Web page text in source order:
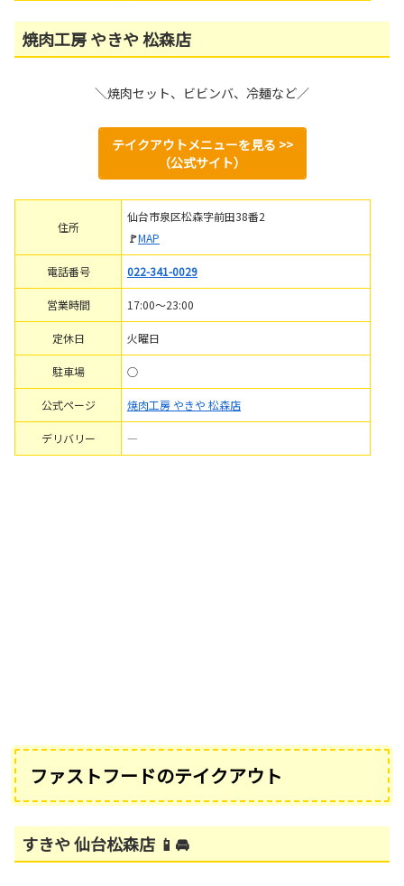
焼肉工房 やきや 松森店
＼焼肉セット、ビビンバ、冷麺など／
テイクアウトメニューを見る >>
（公式サイト）
住所
仙台市泉区松森字前田38番2
🚩MAP
電話番号 022-341-0029
営業時間 17:00～23:00
定休日 火曜日
駐車場 ○
公式ページ 焼肉工房 やきや 松森店
デリバリー ―
ファストフードのテイクアウト
すきや 仙台松森店 📱🚘